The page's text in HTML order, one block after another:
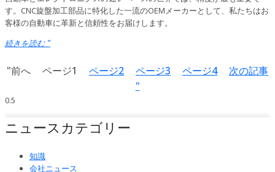
す。CNC旋盤加工部品に特化した一流のOEMメーカーとして、私たちはお
客様の自動車に革新と信頼性をお届けします。
続きを読む "
"前へ ページ1 ページ2 ページ3 ページ4
次の記事
"
ニュースカテゴリー
知識
会社ニュース